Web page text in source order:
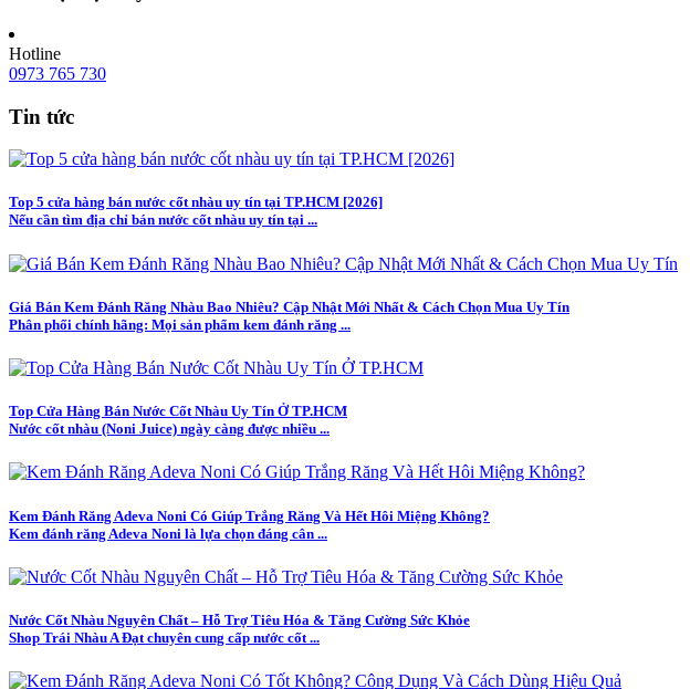
Hotline
0973 765 730
Tin tức
Top 5 cửa hàng bán nước cốt nhàu uy tín tại TP.HCM [2026]
Nếu cần tìm địa chỉ bán nước cốt nhàu uy tín tại ...
Giá Bán Kem Đánh Răng Nhàu Bao Nhiêu? Cập Nhật Mới Nhất & Cách Chọn Mua Uy Tín
Phân phối chính hãng: Mọi sản phẩm kem đánh răng ...
Top Cửa Hàng Bán Nước Cốt Nhàu Uy Tín Ở TP.HCM
Nước cốt nhàu (Noni Juice) ngày càng được nhiều ...
Kem Đánh Răng Adeva Noni Có Giúp Trắng Răng Và Hết Hôi Miệng Không?
Kem đánh răng Adeva Noni là lựa chọn đáng cân ...
Nước Cốt Nhàu Nguyên Chất – Hỗ Trợ Tiêu Hóa & Tăng Cường Sức Khỏe
Shop Trái Nhàu A Đạt chuyên cung cấp nước cốt ...